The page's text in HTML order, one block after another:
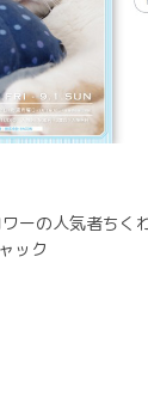
ーの人気者ちく
ック